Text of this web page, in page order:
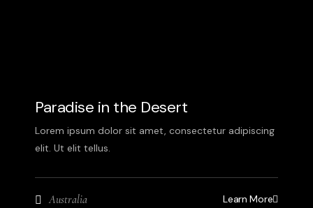
Paradise in the Desert
Lorem ipsum dolor sit amet, consectetur adipiscing
elit. Ut elit tellus.
Australia Learn More